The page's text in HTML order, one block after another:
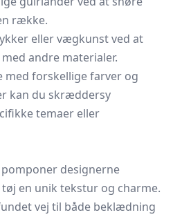
række.
eller vægkunst ved at
andre materialer.
med forskellige farver og
kan du skræddersy
temaer eller
designerne
en unik tekstur og charme.
vej til både beklædning